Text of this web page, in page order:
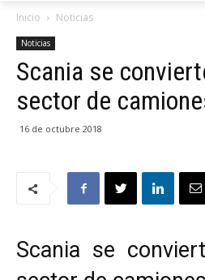
Inicio Noticias
Noticias
Scania se
sector de
16 de octubre 2018
Scania se